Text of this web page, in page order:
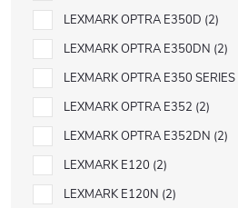
LEXMARK OPTRA E350D 2
LEXMARK OPTRA E350DN 2
LEXMARK OPTRA E350 SERIES
LEXMARK OPTRA E352 2
LEXMARK OPTRA E352DN 2
LEXMARK E120 2
LEXMARK E120N 2